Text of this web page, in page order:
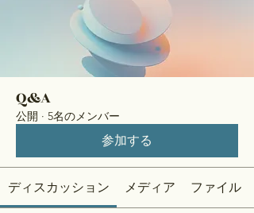
Q&A
公開 · 5名のメンバー
参加する
ディスカッション メディア ファイル